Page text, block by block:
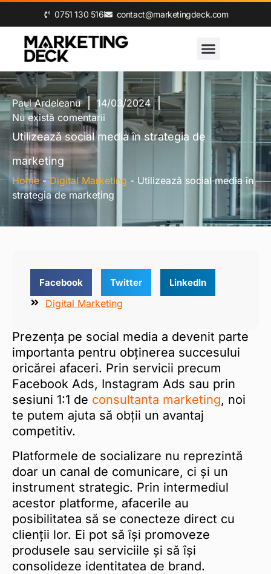
0‪751 130 516‬ contact@marketingdeck.com
Paul Ardeleanu
14/03/2024
Nu există comentarii
Utilizează social media în strategia de
marketing
Home-Digital Marketing - Utilizează social media în
strategia de marketing
Digital Marketing
Facebook Twitter LinkedIn
Prezența pe social media a devenit parte
importanta pentru obținerea succesului
oricărei afaceri. Prin servicii precum
Facebook Ads, Instagram Ads sau prin
sesiuni 1:1 de consultanta marketing, noi
te putem ajuta să obții un avantaj
competitiv.
Platformele de socializare nu reprezintă
doar un canal de comunicare, ci și un
instrument strategic. Prin intermediul
acestor platforme, afacerile au
posibilitatea să se conecteze direct cu
clienții lor. Ei pot să își promoveze
produsele sau serviciile și să își
consolideze identitatea de brand.